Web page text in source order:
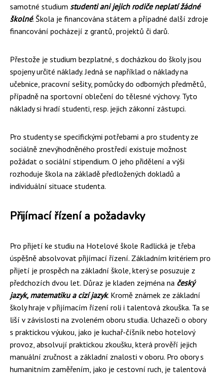
samotné studium studenti ani jejich rodiče neplatí žádné
školné. Škola je financována státem a případné další zdroje
financování pocházejí z grantů, projektů či darů.
Přestože je studium bezplatné, s docházkou do školy jsou
spojeny určité náklady. Jedná se například o náklady na
učebnice, pracovní sešity, pomůcky do odborných předmětů,
případně na sportovní oblečení do tělesné výchovy. Tyto
náklady si hradí studenti, resp. jejich zákonní zástupci.
Pro studenty se specifickými potřebami a pro studenty ze
sociálně znevýhodněného prostředí existuje možnost
požádat o sociální stipendium. O jeho přidělení a výši
rozhoduje škola na základě předložených dokladů a
individuální situace studenta.
Přijímací řízení a požadavky
Pro přijetí ke studiu na Hotelové škole Radlická je třeba
úspěšně absolvovat přijímací řízení. Základním kritériem pro
přijetí je prospěch na základní škole, který se posuzuje z
předchozích dvou let. Důraz je kladen zejména na český
jazyk, matematiku a cizí jazyk. Kromě známek ze základní
školy hraje v přijímacím řízení roli i talentová zkouška. Ta se
liší v závislosti na zvoleném oboru studia. Uchazeči o obory
s praktickou výukou, jako je kuchař-číšník nebo hotelový
provoz, absolvují praktickou zkoušku, která prověří jejich
manuální zručnost a základní znalosti v oboru. Pro obory s
humanitním zaměřením, jako je cestovní ruch, je talentová